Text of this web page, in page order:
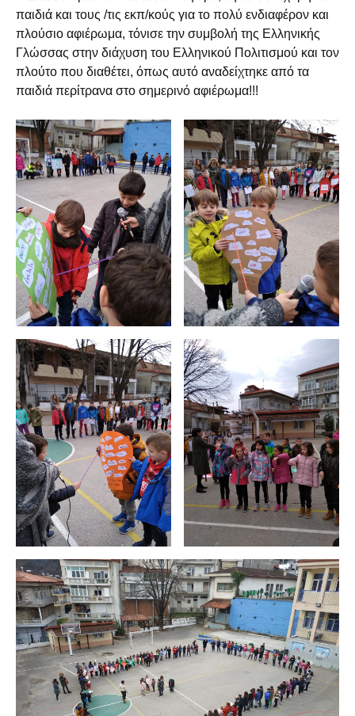
παιδιά και τους /τις εκπ/κούς για το πολύ ενδιαφέρον και
πλούσιο αφιέρωμα, τόνισε την συμβολή της Ελληνικής
Γλώσσας στην διάχυση του Ελληνικού Πολιτισμού και τον
πλούτο που διαθέτει, όπως αυτό αναδείχτηκε από τα
παιδιά περίτρανα στο σημερινό αφιέρωμα!!!